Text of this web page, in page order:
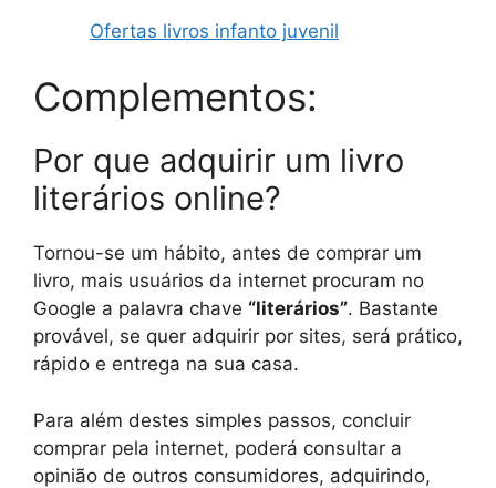
Ofertas livros infanto juvenil
Complementos:
Por que adquirir um livro
literários online?
Tornou-se um hábito, antes de comprar um
livro, mais usuários da internet procuram no
Google a palavra chave “literários”. Bastante
provável, se quer adquirir por sites, será prático,
rápido e entrega na sua casa.
Para além destes simples passos, concluir
comprar pela internet, poderá consultar a
opinião de outros consumidores, adquirindo,